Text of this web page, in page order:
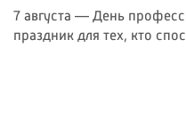
7 августа — День
праздник для тех, кто